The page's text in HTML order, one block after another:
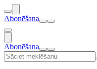
Abonēšana
Abonēšana